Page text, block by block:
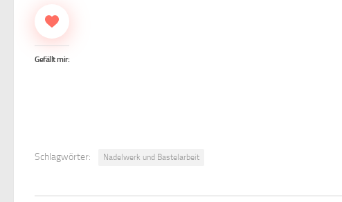
Gefällt mir:
Schlagwörter: Nadelwerk und Bastelarbeit